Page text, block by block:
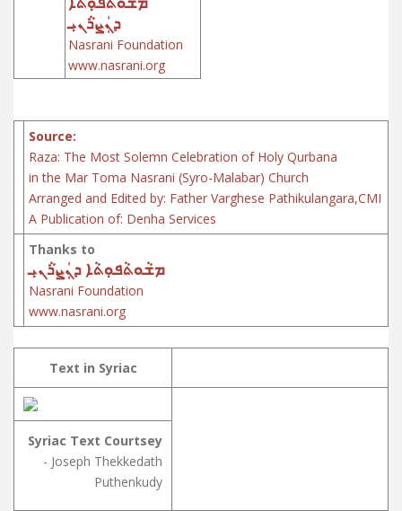
ܕܢܲܨܪܵܢܝܼ
Nasrani Foundation
www.nasrani.org
Source:
Raza: The Most Solemn Celebration of Holy Qurbana
in the Mar Toma Nasrani (Syro-Malabar) Church
Arranged and Edited by: Father Varghese Pathikulangara,CMI
A Publication of: Denha Services
Thanks to
ܡܫܵܘܬܵܦܘܼܬܵܐ ܕܢܲܨܪܵܢܝܼ
Nasrani Foundation
www.nasrani.org
Text in Syriac
Syriac Text Courtsey
- Joseph Thekkedath
Puthenkudy